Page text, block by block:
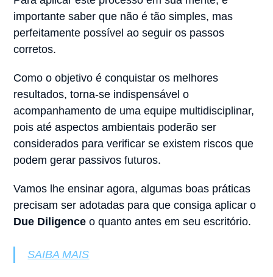
importante saber que não é tão simples, mas
perfeitamente possível ao seguir os passos
corretos.
Como o objetivo é conquistar os melhores
resultados, torna-se indispensável o
acompanhamento de uma equipe multidisciplinar,
pois até aspectos ambientais poderão ser
considerados para verificar se existem riscos que
podem gerar passivos futuros.
Vamos lhe ensinar agora, algumas boas práticas
precisam ser adotadas para que consiga aplicar o
Due Diligence o quanto antes em seu escritório.
SAIBA MAIS